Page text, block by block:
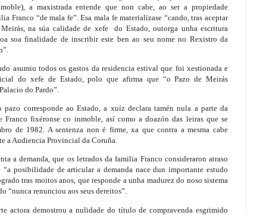
a maxistrada entende que non cabe, ao ser a propiedade
Franco “de mala fe”. Esa mala fe materialízase “cando, tras aceptar
na súa calidade de xefe do Estado, outorga unha escritura
soa finalidade de inscribir este ben ao seu nome no Rexistro da
asumiu todos os gastos da residencia estival que foi xestionada e
do xefe de Estado, polo que afirma que “o Pazo de Meirás
do Pardo”.
corresponde ao Estado, a xuíz declara tamén nula a parte da
Franco fixéronse co inmoble, así como a doazón das leiras que se
de 1982. A sentenza non é firme, xa que contra a mesma cabe
a Audiencia Provincial da Coruña.
a demanda, que os letrados da familia Franco consideraron atraso
“a posibilidade de articular a demanda nace dun importante estudo
tras moitos anos, que responde a unha madurez do noso sistema
“nunca renunciou aos seus dereitos”.
actora demostrou a nulidade do título de compravenda esgrimido